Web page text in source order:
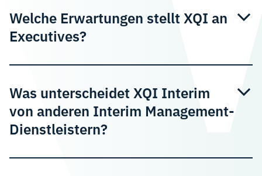
Welche Erwartungen stellt XQI an
Executives?
Was unterscheidet XQI Interim
von anderen Interim Management-
Dienstleistern?